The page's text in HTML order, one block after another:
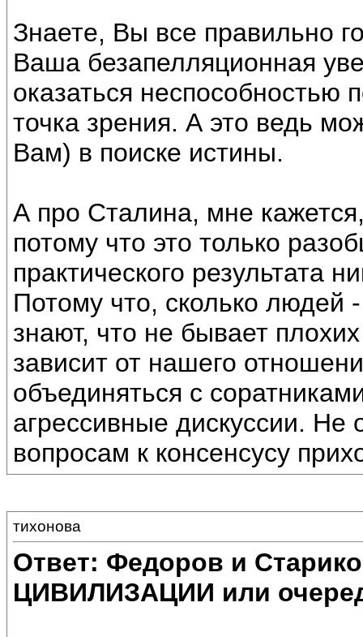
Знаете, Вы все правильно
Ваша безапелляционная
оказаться неспособностью
точка зрения. А это ведь
Вам) в поиске истины.
А про Сталина, мне
потому что это только
практического результата
Потому что, сколько людей
знают, что не бывает
зависит от нашего
объединяться с
агрессивные дискуссии. Не
вопросам к консенсусу
тихонова
Ответ: Федоров и
ЦИВИЛИЗАЦИИ или